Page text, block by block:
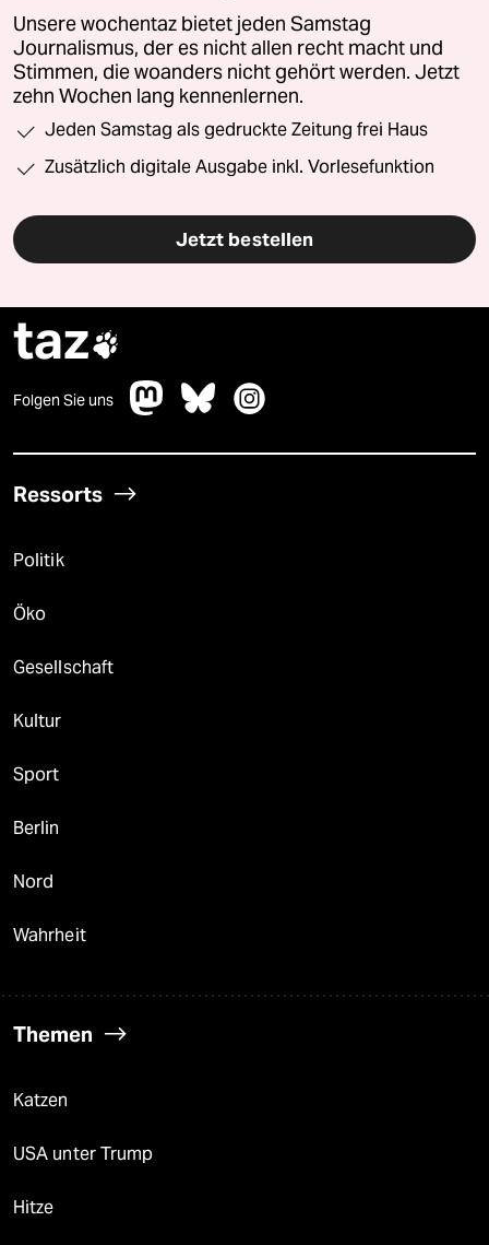
Unsere wochentaz bietet jeden Samstag
Journalismus, der es nicht allen recht macht und
Stimmen, die woanders nicht gehört werden. Jetzt
zehn Wochen lang kennenlernen.
Jeden Samstag als gedruckte Zeitung frei Haus
Zusätzlich digitale Ausgabe inkl. Vorlesefunktion
Jetzt bestellen
taz
Folgen Sie uns
Ressorts
Politik
Öko
Gesellschaft
Kultur
Sport
Berlin
Nord
Wahrheit
Themen
Katzen
USA unter Trump
Hitze